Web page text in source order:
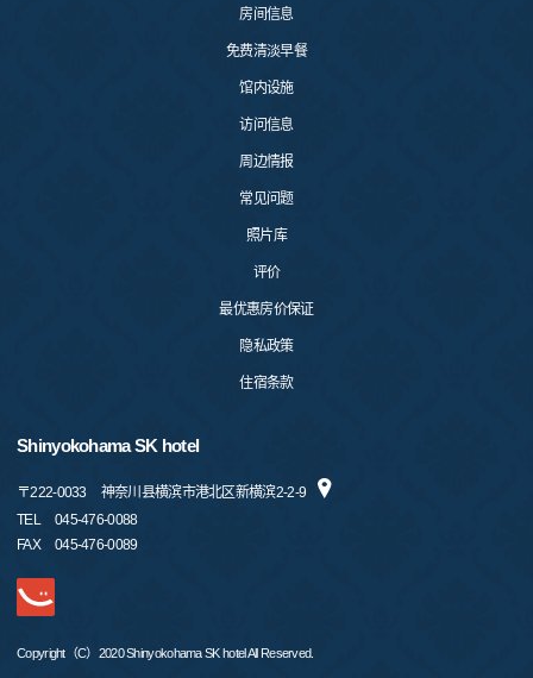
房间信息
免费清淡早餐
馆内设施
访问信息
周边情报
常见问题
照片库
评价
最优惠房价保证
隐私政策
住宿条款
Shinyokohama SK hotel
〒222-0033
神奈川县横滨市港北区新横滨2-2-9
TEL
045-476-0088
FAX
045-476-0089
Copyright（C）2020 Shinyokohama SK hotel All Reserved.